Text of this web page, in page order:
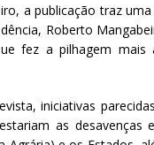
a publicação traz
Roberto
fez a pilhagem
iniciativas
as desavenças